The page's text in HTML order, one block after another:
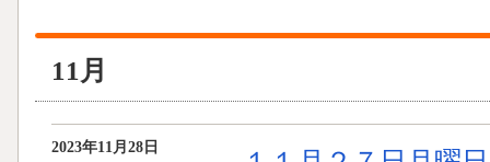
11月
2023年11月28日